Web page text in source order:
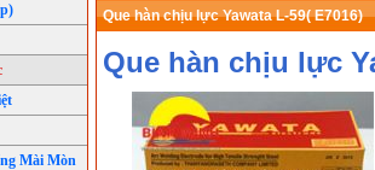
Mài Mòn
Que hàn chịu lực Yawata L-59( E7016)
Que hàn chịu lực